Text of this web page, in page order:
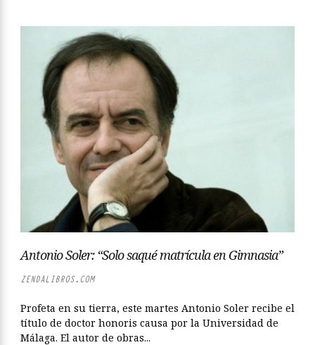
Antonio Soler: “Solo saqué matrícula en Gimnasia”
ZENDALIBROS.COM
Profeta en su tierra, este martes Antonio Soler recibe el
título de doctor honoris causa por la Universidad de
Málaga. El autor de obras...